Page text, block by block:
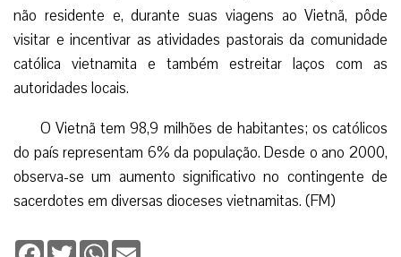
não residente e, durante suas viagens ao Vietnã, pôde
visitar e incentivar as atividades pastorais da comunidade
católica vietnamita e também estreitar laços com as
autoridades locais.
O Vietnã tem 98,9 milhões de habitantes; os católicos
do país representam 6% da população. Desde o ano 2000,
observa-se um aumento significativo no contingente de
sacerdotes em diversas dioceses vietnamitas. (FM)
Facebook
TwitterWhatsApp